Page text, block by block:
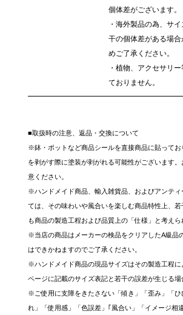
個体差がございます。
・海外製品の為、サ
干の個体差がある場
めご了承ください。
・植物、アクセサリ
ておりません。
■取扱時の注意、返品・交換について
※鉢・ポットなど商品シールを直接商品に貼ってお
を剥がす際に塗装が剥がれる可能性がございます
意ください。
※ハンドメイド商品、輸入雑貨品、およびアンティ
ては、その味わいや風合いを楽しむ商品特性上、
も商品の製造工程および品質上の「仕様」と考えら
※当店の商品はメーカーの検品をクリアしたA級品
はできかねますのでご了承ください。
※ハンドメイド商品の現品サイズはその製造工程に
ページに記載のサイズ表記と若干の誤差が生じる場
※ご使用に支障をきたさない「傾き」「歪み」「ひ
れ」「使用感」「色誤差」｢風合い」「イメージ相